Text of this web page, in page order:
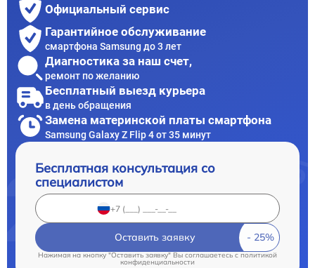
Официальный сервис
Гарантийное обслуживание
смартфона Samsung до 3 лет
Диагностика за наш счет,
ремонт по желанию
Бесплатный выезд курьера
в день обращения
Замена материнской платы смартфона
Samsung Galaxy Z Flip 4 от 35 минут
Бесплатная консультация со
специалистом
Оставить заявку
Нажимая на кнопку "Оставить заявку" Вы соглашаетесь c политикой
конфиденциальности